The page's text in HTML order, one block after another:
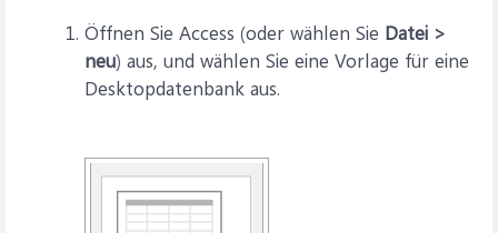
Öffnen Sie Access (oder wählen Sie Datei >
neu) aus, und wählen Sie eine Vorlage für eine
Desktopdatenbank aus.